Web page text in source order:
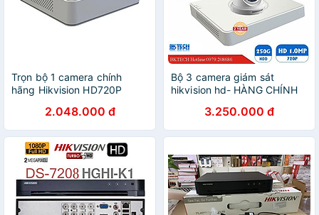
Trọn bộ 1 camera chính
hãng Hikvision HD720P
2.048.000 đ
Bộ 3 camera giám sát
hikvision hd- HÀNG CHÍNH
3.250.000 đ